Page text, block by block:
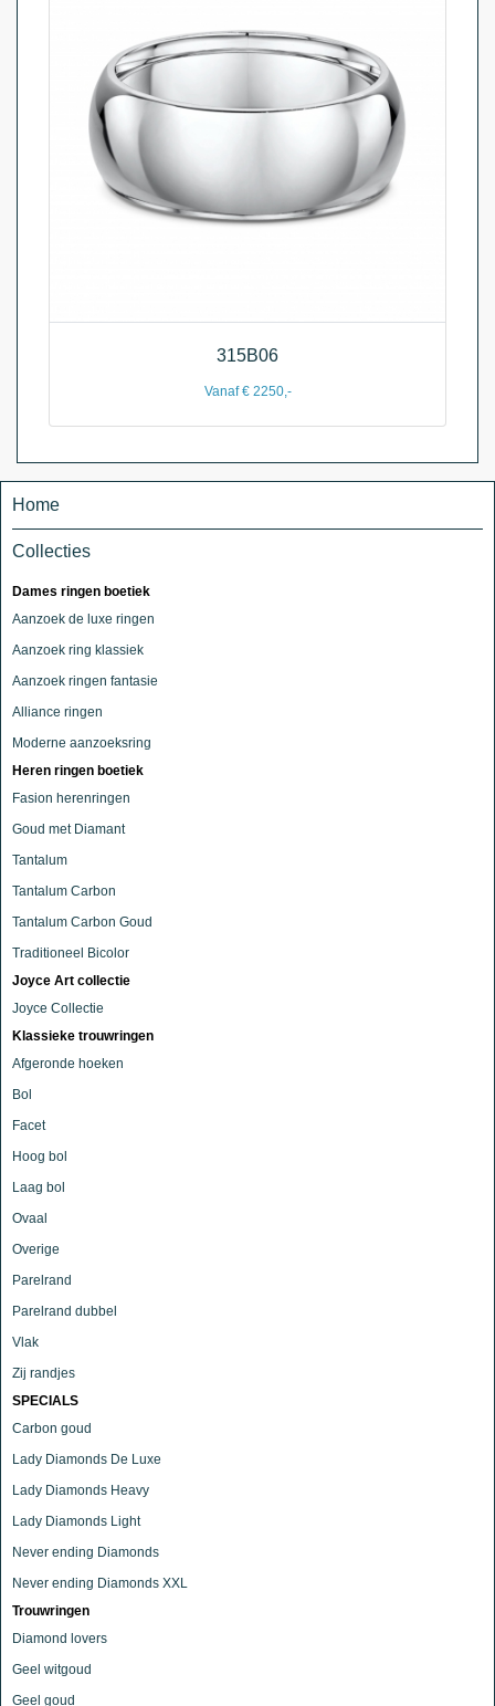
315B06
Vanaf € 2250,-
Home
Collecties
Dames ringen boetiek
Aanzoek de luxe ringen
Aanzoek ring klassiek
Aanzoek ringen fantasie
Alliance ringen
Moderne aanzoeksring
Heren ringen boetiek
Fasion herenringen
Goud met Diamant
Tantalum
Tantalum Carbon
Tantalum Carbon Goud
Traditioneel Bicolor
Joyce Art collectie
Joyce Collectie
Klassieke trouwringen
Afgeronde hoeken
Bol
Facet
Hoog bol
Laag bol
Ovaal
Overige
Parelrand
Parelrand dubbel
Vlak
Zij randjes
SPECIALS
Carbon goud
Lady Diamonds De Luxe
Lady Diamonds Heavy
Lady Diamonds Light
Never ending Diamonds
Never ending Diamonds XXL
Trouwringen
Diamond lovers
Geel witgoud
Geel goud